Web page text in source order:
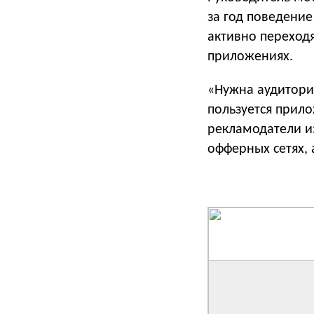
за год
активно
приложениях.
«Нужна
пользуется
рекламодатели
офферных сетях,